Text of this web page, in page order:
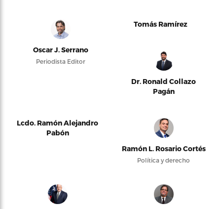
Oscar J. Serrano
Periodista Editor
Tomás Ramírez
Dr. Ronald Collazo
Pagán
Lcdo. Ramón Alejandro
Pabón
Ramón L. Rosario Cortés
Política y derecho